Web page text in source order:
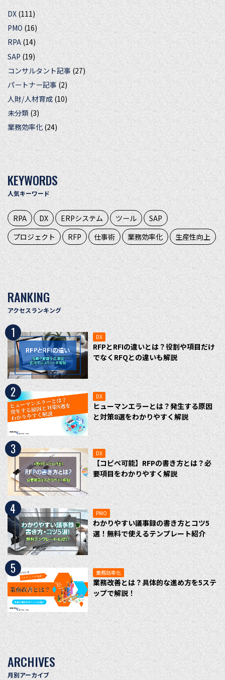
DX(111)
PMO (16)
RPA(14)
SAP (19)
コンサルタント記事 (27)
パートナー記事 (2)
人財/人材育成 (10)
未分類 (3)
業務効率化 (24)
KEYWORDS
人気キーワード
RPA DX ERPシステム ツール
SAP
プロジェクト
RFP 仕事術 業務効率化 生産性向上
RANKING
アクセスランキング
1 DX
RFPとRFIの違いとは？役割や項目だけ
でなくRFQとの違いも解説
2 DX
ヒューマンエラーとは？発生する原因
と対策8選をわかりやすく解説
3 DX
【コピペ可能】RFPの書き方とは？必
要項目をわかりやすく解説
4 PMO
わかりやすい議事録の書き方とコツ5
選！無料で使えるテンプレート紹介
5 業務効率化
業務改善とは？具体的な進め方を5ステ
ップで解説！
ARCHIVES
月別アーカイブ